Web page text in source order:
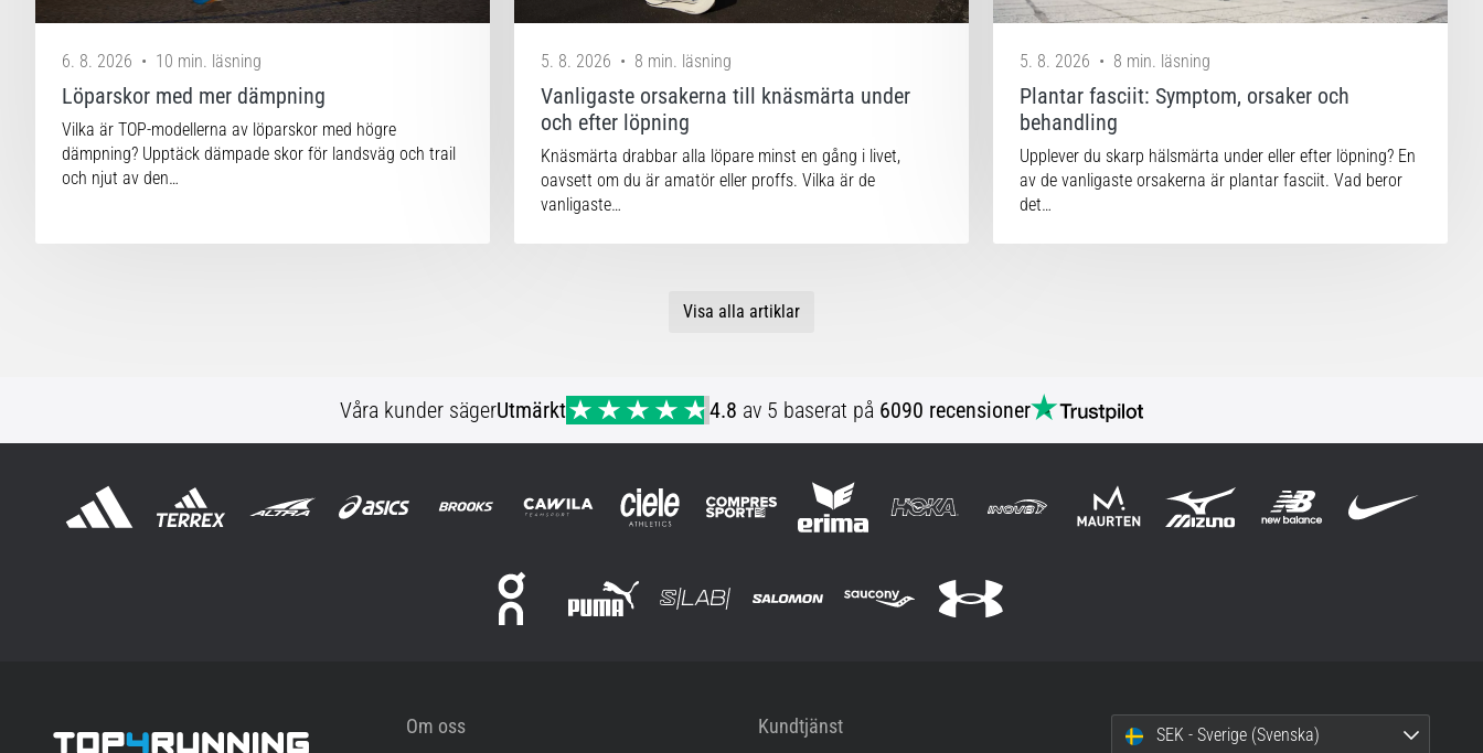
6. 8. 2026 • 10 min. läsning
Löparskor med mer dämpning
Vilka är TOP-modellerna av löparskor med högre
dämpning? Upptäck dämpade skor för landsväg och trail
och njut av den…
5. 8. 2026 • 8 min. läsning
Vanligaste orsakerna till knäsmärta under
och efter löpning
Knäsmärta drabbar alla löpare minst en gång i livet,
oavsett om du är amatör eller proffs. Vilka är de
vanligaste…
5. 8. 2026 • 8 min. läsning
Plantar fasciit: Symptom, orsaker och
behandling
Upplever du skarp hälsmärta under eller efter löpning? En
av de vanligaste orsakerna är plantar fasciit. Vad beror
det…
Visa alla artiklar
Våra kunder sägerUtmärkt 4.8 av 5 baserat på 6090 recensioner
Om oss Kundtjänst SEK - Sverige (Svenska)